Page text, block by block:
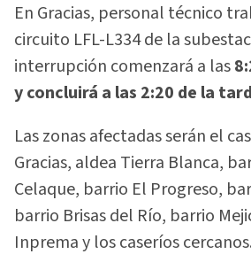
En Gracias, personal técnico
circuito LFL-L334 de la
interrupción comenzará a las
y concluirá a las 2:20 de la
Las zonas afectadas serán el
Gracias, aldea Tierra Blanca,
Celaque, barrio El Progreso,
barrio Brisas del Río, barrio
Inprema y los caseríos cercanos.